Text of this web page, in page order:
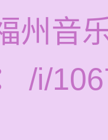
州音
/i/